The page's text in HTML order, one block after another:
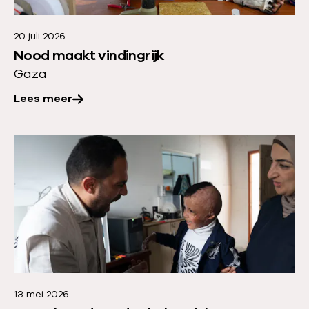
20 juli 2026
Nood maakt vindingrijk
Gaza
Lees meer
o
v
e
r
N
m
a
a
t
13 mei 2026
e
s
m
e
o